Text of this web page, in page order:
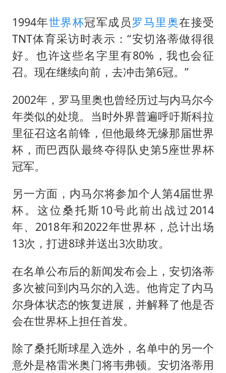
1994年世界杯冠军成员罗马里奥在接受
TNT体育采访时表示：“安切洛蒂做得很
好。也许这些名字里有80%，我也会征
召。现在继续向前，去冲击第6冠。”
2002年，罗马里奥也曾经历过与内马尔今
年类似的处境。当时外界普遍呼吁斯科拉
里征召这名前锋，但他最终无缘那届世界
杯，而巴西队最终夺得队史第5座世界杯
冠军。
另一方面，内马尔将参加个人第4届世界
杯。这位桑托斯10号此前出战过2014
年、2018年和2022年世界杯，总计出场
13次，打进8球并送出3次助攻。
在名单公布后的新闻发布会上，安切洛蒂
多次被问到内马尔的入选。他肯定了内马
尔身体状态的恢复进展，并解释了他是否
会在世界杯上担任首发。
除了桑托斯球星入选外，名单中的另一个
意外是格雷米奥门将韦弗顿。安切洛蒂用